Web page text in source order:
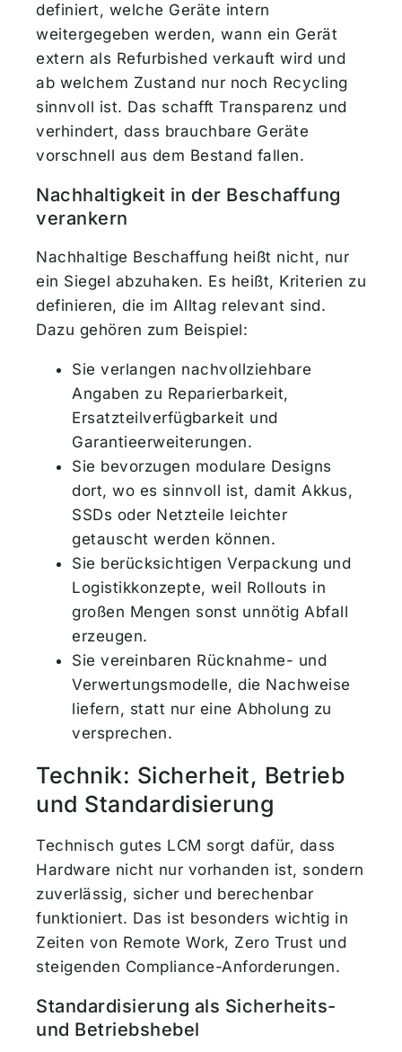
definiert, welche Geräte intern
weitergegeben werden, wann ein Gerät
extern als Refurbished verkauft wird und
ab welchem Zustand nur noch Recycling
sinnvoll ist. Das schafft Transparenz und
verhindert, dass brauchbare Geräte
vorschnell aus dem Bestand fallen.
Nachhaltigkeit in der Beschaffung
verankern
Nachhaltige Beschaffung heißt nicht, nur
ein Siegel abzuhaken. Es heißt, Kriterien zu
definieren, die im Alltag relevant sind.
Dazu gehören zum Beispiel:
Sie verlangen nachvollziehbare
Angaben zu Reparierbarkeit,
Ersatzteilverfügbarkeit und
Garantieerweiterungen.
Sie bevorzugen modulare Designs
dort, wo es sinnvoll ist, damit Akkus,
SSDs oder Netzteile leichter
getauscht werden können.
Sie berücksichtigen Verpackung und
Logistikkonzepte, weil Rollouts in
großen Mengen sonst unnötig Abfall
erzeugen.
Sie vereinbaren Rücknahme- und
Verwertungsmodelle, die Nachweise
liefern, statt nur eine Abholung zu
versprechen.
Technik: Sicherheit, Betrieb
und Standardisierung
Technisch gutes LCM sorgt dafür, dass
Hardware nicht nur vorhanden ist, sondern
zuverlässig, sicher und berechenbar
funktioniert. Das ist besonders wichtig in
Zeiten von Remote Work, Zero Trust und
steigenden Compliance-Anforderungen.
Standardisierung als Sicherheits-
und Betriebshebel